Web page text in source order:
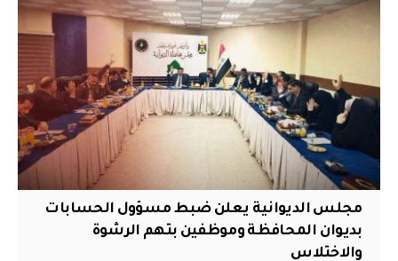
مجلس الديوانية يعلن ضبط مسؤول الحسابات
بديوان المحافظة وموظفين بتهم الرشوة
والاختلاس